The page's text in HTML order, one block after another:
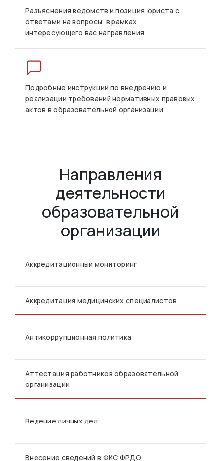
Разъяснения ведомств и позиция юриста с
ответами на вопросы, в рамках
интересующего вас направления
Подробные инструкции по внедрению и
реализации требований нормативных правовых
актов в образовательной организации
Направления
деятельности
образовательной
организации
Аккредитационный мониторинг
Аккредитация медицинских специалистов
Антикоррупционная политика
Аттестация работников образовательной
организации
Ведение личных дел
Внесение сведений в ФИС ФРДО